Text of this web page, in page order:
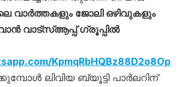
വാർത്തകളും ജോലി ഒഴിവുകളും
വാട്സ്ആപ്പ് ഗ്രൂപ്പിൽ
KpmqRbHQBz88D2o8Op
ലിവിയ ബ്യൂട്ടി പാർലറിന്